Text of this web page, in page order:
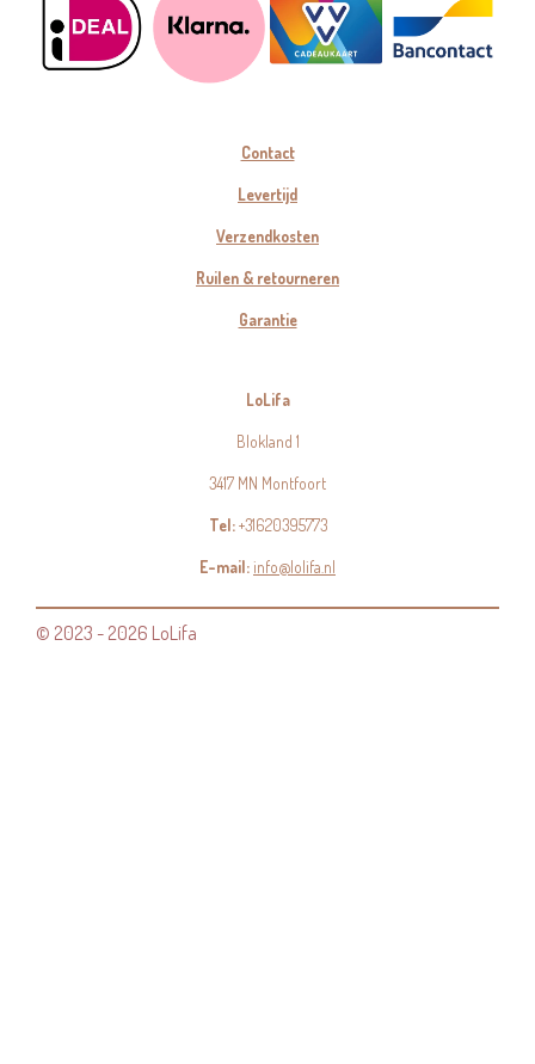
Contact
Levertijd
Verzendkosten
Ruilen & retourneren
Garantie
LoLifa
Blokland 1
3417 MN Montfoort
Tel:+31620395773
E-mail:info@lolifa.nl
© 2023 - 2026 LoLifa